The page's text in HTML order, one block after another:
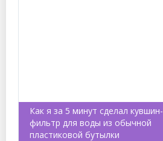
Как я за 5 минут сделал кувшин-
фильтр для воды из обычной
пластиковой бутылки